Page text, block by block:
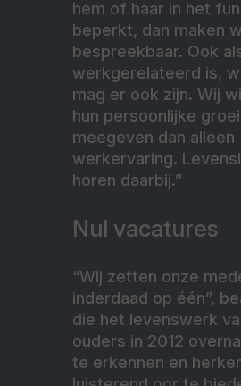
hem of haar in het
beperkt, dan maken
bespreekbaar. Ook
werkgerelateerd is,
mag er ook zijn. Wij
hun persoonlijke
meegeven dan alleen
werkervaring.
horen daarbij.”
Nul vacatures
“Wij zetten onze
inderdaad op één”,
die het levenswerk
ouders in 2012
te erkennen en